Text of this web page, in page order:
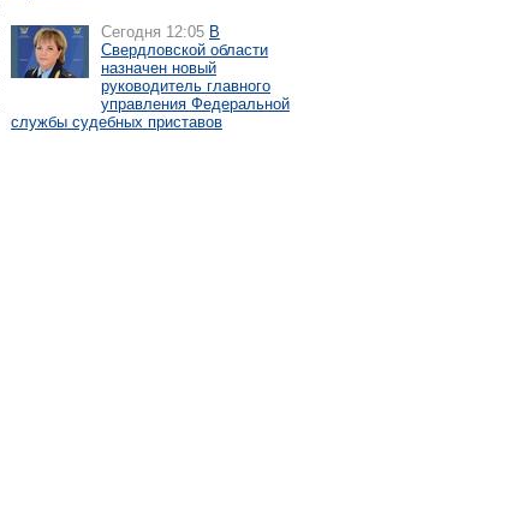
Сегодня 12:05 В
Свердловской области
назначен новый
руководитель главного
управления Федеральной
службы судебных приставов